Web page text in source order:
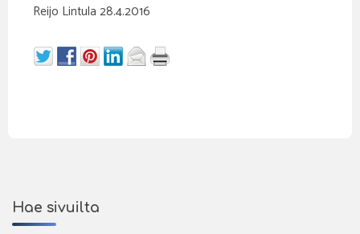
Reijo Lintula 28.4.2016
Hae sivuilta